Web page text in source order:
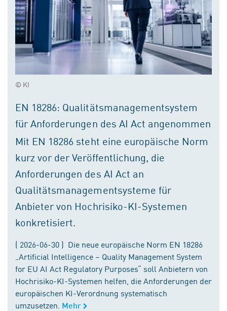
© KI
EN 18286: Qualitätsmanagementsystem
für Anforderungen des AI Act angenommen
Mit EN 18286 steht eine europäische Norm
kurz vor der Veröffentlichung, die
Anforderungen des AI Act an
Qualitätsmanagementsysteme für
Anbieter von Hochrisiko-KI-Systemen
konkretisiert.
( 2026-06-30 ) Die neue europäische Norm EN 18286
„Artificial Intelligence – Quality Management System
for EU AI Act Regulatory Purposes“ soll Anbietern von
Hochrisiko-KI-Systemen helfen, die Anforderungen der
europäischen KI-Verordnung systematisch
umzusetzen. Mehr